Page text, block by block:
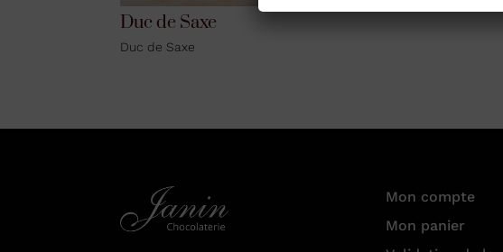
Duc de Saxe
Duc de Saxe
Mon compte
Mon panier